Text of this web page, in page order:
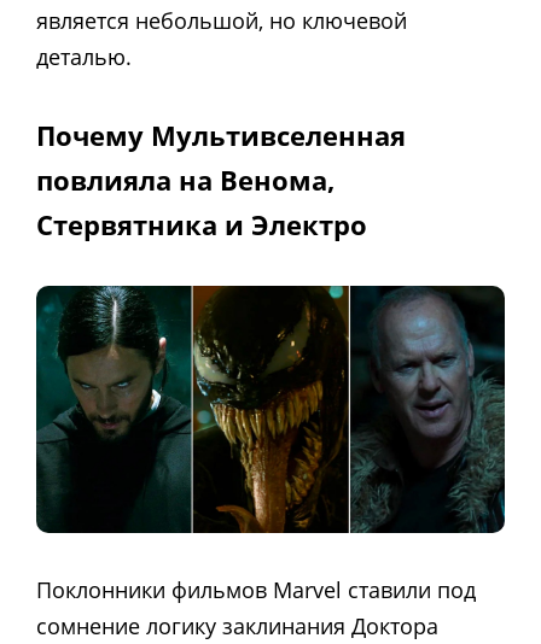
является небольшой, но ключевой
деталью.
Почему Мультивселенная
повлияла на Венома,
Стервятника и Электро
Поклонники фильмов Marvel ставили под
сомнение логику заклинания Доктора